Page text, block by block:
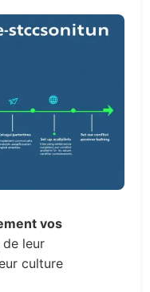
vos
leur
culture